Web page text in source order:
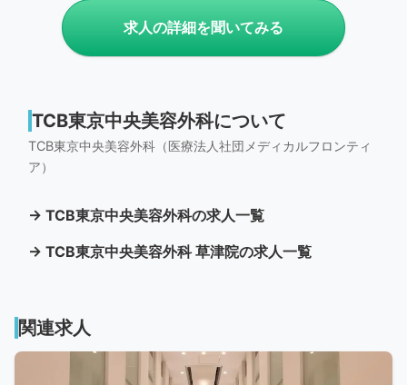
求人の詳細を聞いてみる
TCB東京中央美容外科について
TCB東京中央美容外科（医療法人社団メディカルフロンティ
ア）
→ TCB東京中央美容外科の求人一覧
→ TCB東京中央美容外科 草津院の求人一覧
関連求人